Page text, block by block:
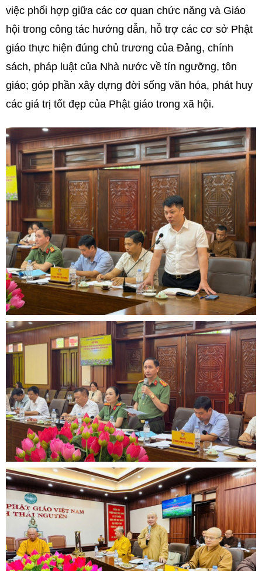
việc phối hợp giữa các cơ quan chức năng và Giáo
hội trong công tác hướng dẫn, hỗ trợ các cơ sở Phật
giáo thực hiện đúng chủ trương của Đảng, chính
sách, pháp luật của Nhà nước về tín ngưỡng, tôn
giáo; góp phần xây dựng đời sống văn hóa, phát huy
các giá trị tốt đẹp của Phật giáo trong xã hội.